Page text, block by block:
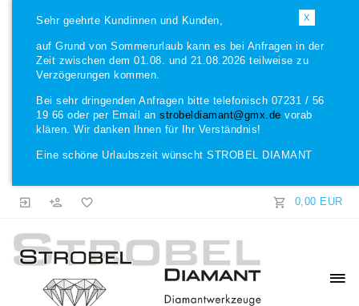
X
Sehr geehrte Kundinnen und Kunden,
auf Grund von Sommerurlaub kann es bei Anfragen in der
Zeit zwischen dem 01.08. und 21.08.2026 teilweise zu
Verzögerungen kommen.
Bei sehr dringenden Anfragen bitte telefonisch 07231 / 56
19 66 oder per Email an strobeldiamant@gmx.de vorab
klären. Wir danken Ihnen für Ihr Verständnis!
Eine schöne Urlaubszeit wünscht STROBEL DIAMANT
0,00 EUR